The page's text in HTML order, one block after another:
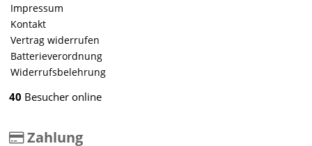
Impressum
Kontakt
Vertrag widerrufen
Batterieverordnung
Widerrufsbelehrung
40 Besucher online
Zahlung